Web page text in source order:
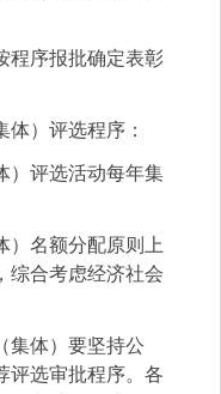
程序报批确定表彰
）评选程序：
）评选活动每年集
）名额分配原则上
综合考虑经济社会
集体）要坚持公
评选审批程序。各